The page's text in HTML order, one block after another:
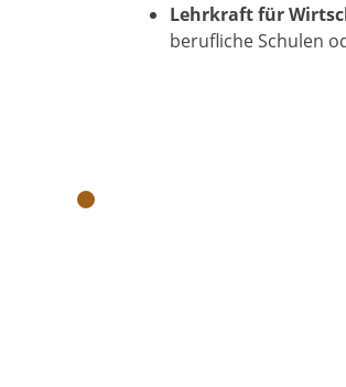
Lehrkraft für
berufliche Schulen